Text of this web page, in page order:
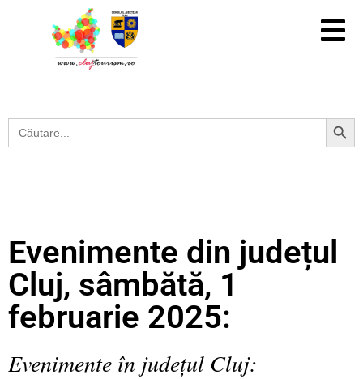
Search
for:
Search Button
Evenimente din județul
Cluj, sâmbătă, 1
februarie 2025:
Evenimente în județul Cluj: